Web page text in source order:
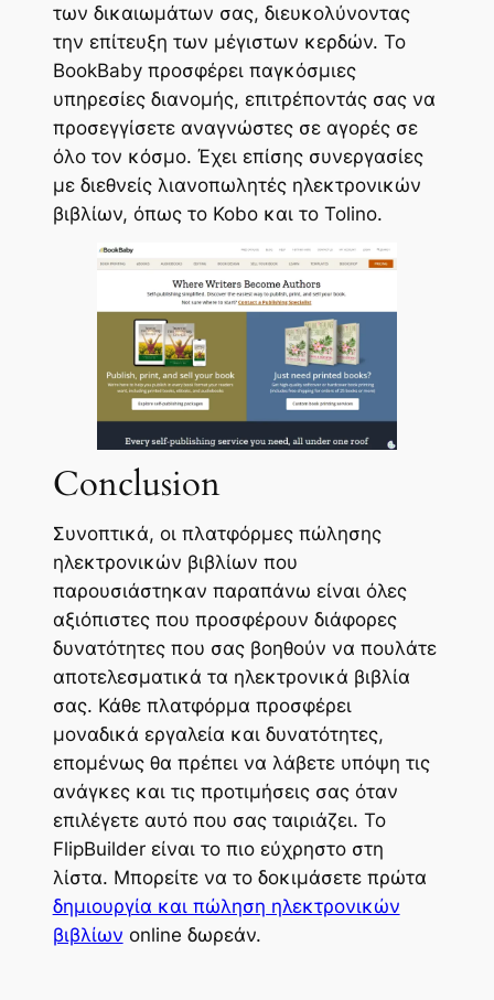
των δικαιωμάτων σας, διευκολύνοντας
την επίτευξη των μέγιστων κερδών. Το
BookBaby προσφέρει παγκόσμιες
υπηρεσίες διανομής, επιτρέποντάς σας να
προσεγγίσετε αναγνώστες σε αγορές σε
όλο τον κόσμο. Έχει επίσης συνεργασίες
με διεθνείς λιανοπωλητές ηλεκτρονικών
βιβλίων, όπως το Kobo και το Tolino.
Conclusion
Συνοπτικά, οι πλατφόρμες πώλησης
ηλεκτρονικών βιβλίων που
παρουσιάστηκαν παραπάνω είναι όλες
αξιόπιστες που προσφέρουν διάφορες
δυνατότητες που σας βοηθούν να πουλάτε
αποτελεσματικά τα ηλεκτρονικά βιβλία
σας. Κάθε πλατφόρμα προσφέρει
μοναδικά εργαλεία και δυνατότητες,
επομένως θα πρέπει να λάβετε υπόψη τις
ανάγκες και τις προτιμήσεις σας όταν
επιλέγετε αυτό που σας ταιριάζει. Το
FlipBuilder είναι το πιο εύχρηστο στη
λίστα. Μπορείτε να το δοκιμάσετε πρώτα
δημιουργία και πώληση ηλεκτρονικών
βιβλίων online δωρεάν.